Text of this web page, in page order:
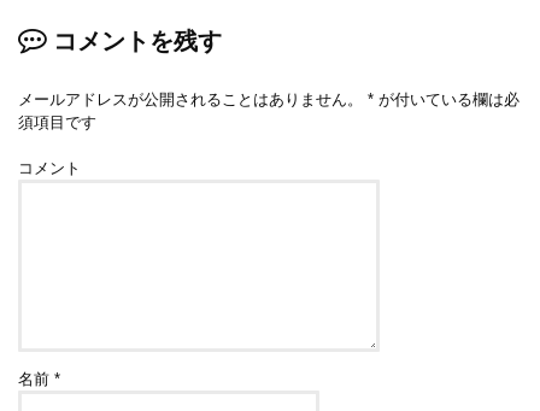
コメントを残す
メールアドレスが公開されることはありません。 * が付いている欄は必
須項目です
コメント
名前*